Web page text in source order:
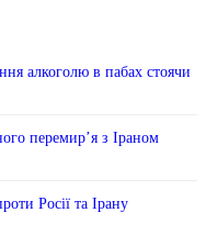
алкоголю в пабах стоячи
перемир’я з Іраном
Росії та Ірану